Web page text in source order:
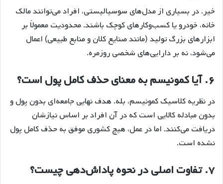
خیر. در بسیاری از مدل‌های سوسیالیستی، افراد می‌توانند مالک
خانه، خودرو یا کسب‌وکارهای کوچک باشند. محدودیت معمولاً بر
ابزارهای بزرگ تولید (مانند صنایع کلان و منابع طبیعی) اعمال
می‌شود، نه بر دارایی‌های شخصی روزمره.
۶. آیا کمونیسم به معنای حذف کامل پول است؟
در نظریه کلاسیک کمونیسم، بله. هدف نهایی جامعه‌ای بدون پول و
بدون مبادله کالایی است که در آن افراد بر اساس نیازشان
دریافت می‌کنند. اما در عمل، هیچ کشوری موفق به حذف کامل پول
نشده است.
۷. تفاوت اصلی در نحوه پاداش‌دهی چیست؟